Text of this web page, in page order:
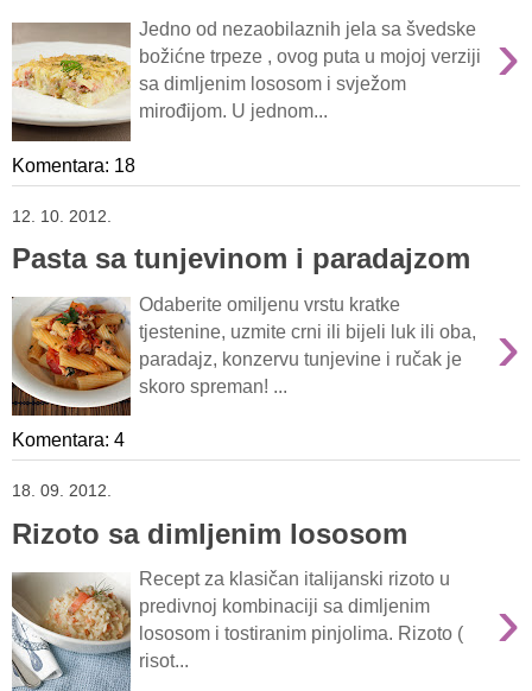
›
Jedno od nezaobilaznih jela sa švedske
božićne trpeze , ovog puta u mojoj verziji
sa dimljenim lososom i svježom
mirođijom. U jednom...
Komentara: 18
12. 10. 2012.
Pasta sa tunjevinom i paradajzom
›
Odaberite omiljenu vrstu kratke
tjestenine, uzmite crni ili bijeli luk ili oba,
paradajz, konzervu tunjevine i ručak je
skoro spreman! ...
Komentara: 4
18. 09. 2012.
Rizoto sa dimljenim lososom
›
Recept za klasičan italijanski rizoto u
predivnoj kombinaciji sa dimljenim
lososom i tostiranim pinjolima. Rizoto (
risot...